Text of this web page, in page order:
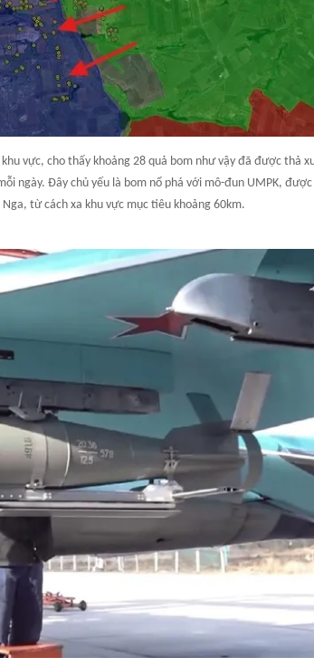
vực, cho thấy khoảng 28 quả bom như vậy đã được thả
ngày. Đây chủ yếu là bom nổ phá với mô-đun UMPK,
từ cách xa khu vực mục tiêu khoảng 60km.